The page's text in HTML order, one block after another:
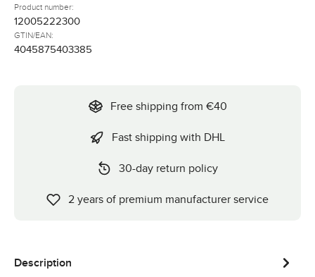
Product number:
12005222300
GTIN/EAN:
4045875403385
Free shipping from €40
Fast shipping with DHL
30-day return policy
2 years of premium manufacturer service
Description